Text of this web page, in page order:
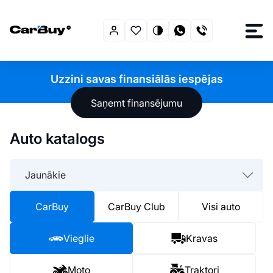
Uzzini savas finansiālās iespējas
Saņemt finansējumu
Auto katalogs
Jaunākie
CarBuy CarBuy Club Visi auto
Vieglie Kravas
Moto Traktori